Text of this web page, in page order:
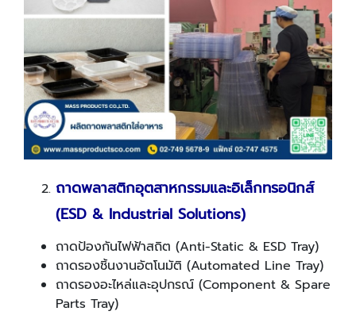
ถาดพลาสติกอุตสาหกรรมและอิเล็กทรอนิกส์
(ESD & Industrial Solutions)
ถาดป้องกันไฟฟ้าสถิต (Anti-Static & ESD Tray)
ถาดรองชิ้นงานอัตโนมัติ (Automated Line Tray)
ถาดรองอะไหล่และอุปกรณ์ (Component & Spare
Parts Tray)